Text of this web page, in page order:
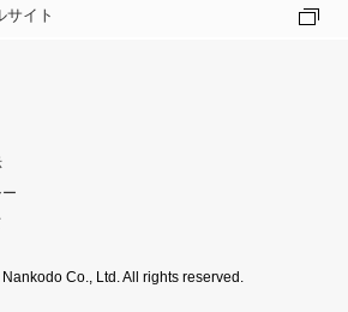
サイト
Co., Ltd. All rights reserved.